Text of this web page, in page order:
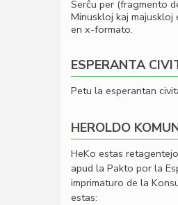
Serĉu per (fragmento
Minuskloj kaj majuskloj
en x-formato.
ESPERANTA
Petu la esperantan
HEROLDO
HeKo estas
apud la Pakto por la
imprimaturo de la
estas: